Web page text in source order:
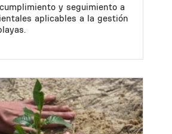
y seguimiento a
aplicables a la gestión